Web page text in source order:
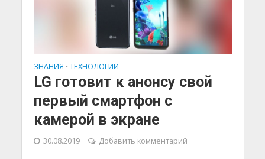
ЗНАНИЯ • ТЕХНОЛОГИИ
LG готовит к анонсу свой
первый смартфон с
камерой в экране
30.08.2019 Добавить комментарий